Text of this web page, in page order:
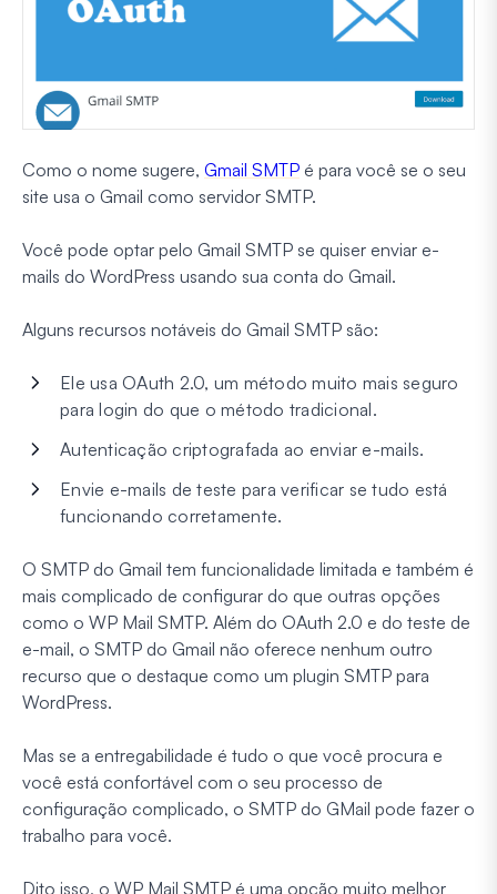
Como o nome sugere, Gmail SMTP é para você se o seu
site usa o Gmail como servidor SMTP.
Você pode optar pelo Gmail SMTP se quiser enviar e-
mails do WordPress usando sua conta do Gmail.
Alguns recursos notáveis do Gmail SMTP são:
Ele usa OAuth 2.0, um método muito mais seguro
para login do que o método tradicional.
Autenticação criptografada ao enviar e-mails.
Envie e-mails de teste para verificar se tudo está
funcionando corretamente.
O SMTP do Gmail tem funcionalidade limitada e também é
mais complicado de configurar do que outras opções
como o WP Mail SMTP. Além do OAuth 2.0 e do teste de
e-mail, o SMTP do Gmail não oferece nenhum outro
recurso que o destaque como um plugin SMTP para
WordPress.
Mas se a entregabilidade é tudo o que você procura e
você está confortável com o seu processo de
configuração complicado, o SMTP do GMail pode fazer o
trabalho para você.
Dito isso, o WP Mail SMTP é uma opção muito melhor